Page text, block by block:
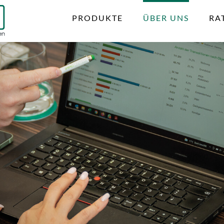
PRODUKTE ÜBER UNS